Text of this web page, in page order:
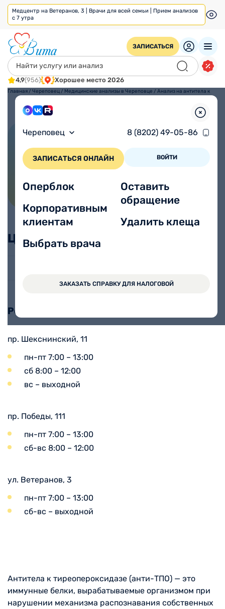
Медцентр на Ветеранов, 3 | Врачи для всей семьи | Прием анализов
с 7 утра
ЗАПИСАТЬСЯ
4,9(956) Хорошее место 2026
Череповец 8 (8202) 49-05-86
ЗАПИСАТЬСЯ ОНЛАЙН ВОЙТИ
Оперблок
Корпоративным
клиентам
Выбрать врача
Оставить
обращение
Удалить клеща
ЗАКАЗАТЬ СПРАВКУ ДЛЯ НАЛОГОВОЙ
Главная / Череповец / Медицинские анализы в Череповце / Анализ на антитела к
Анализ на антитела к
тиреопероксидазе (ТПО)
Цены
Режим взятия анализов:
пр. Шекснинский, 11
пн-пт 7:00 – 13:00
сб 8:00 – 12:00
вс – выходной
пр. Победы, 111
пн-пт 7:00 – 13:00
сб-вс 8:00 – 12:00
ул. Ветеранов, 3
пн-пт 7:00 – 13:00
сб-вс – выходной
Антитела к тиреопероксидазе (анти-ТПО) — это
иммунные белки, вырабатываемые организмом при
нарушении механизма распознавания собственных